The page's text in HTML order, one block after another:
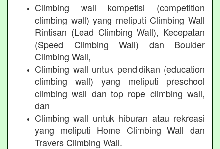
Climbing wall kompetisi (competition
climbing wall) yang meliputi Climbing Wall
Rintisan (Lead Climbing Wall), Kecepatan
(Speed Climbing Wall) dan Boulder
Climbing Wall,
Climbing wall untuk pendidikan (education
climbing wall) yang meliputi preschool
climbing wall dan top rope climbing wall,
dan
Climbing wall untuk hiburan atau rekreasi
yang meliputi Home Climbing Wall dan
Travers Climbing Wall.